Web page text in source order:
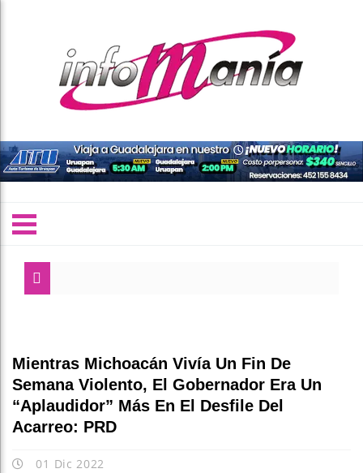
Mientras Michoacán Vivía Un Fin De
Semana Violento, El Gobernador Era Un
“aplaudidor” Más En El Desfile Del
Acarreo: PRD
01 Dic 2022